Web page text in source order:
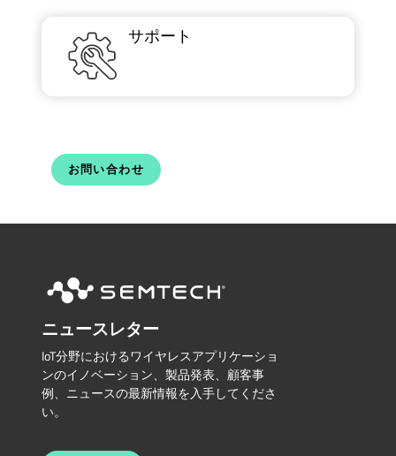
サポート
お問い合わせ
ニュースレター
IoT分野におけるワイヤレスアプリケーショ
ンのイノベーション、製品発表、顧客事
例、ニュースの最新情報を入手してくださ
い。